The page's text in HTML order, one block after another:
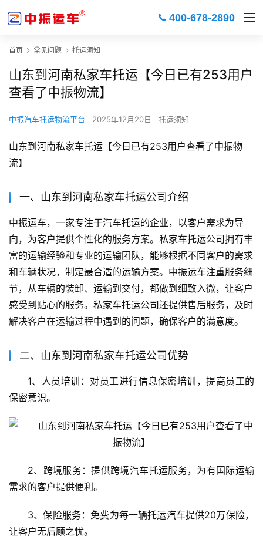
400-678-2890
首页 常见问题 托运须知
山东到河南私家车托运【今日已有253用户
查看了中振物流】
中振汽车托运物流平台 2025年12月20日 托运须知
山东到河南私家车托运【今日已有253用户查看了中振物
流】
一、山东到河南私家车托运公司介绍
中振运车，一家专注于汽车托运的企业，以客户需求为导
向，为客户提供个性化的服务方案。私家车托运公司拥有丰
富的运输经验和专业的运输团队，能够根据不同客户的需求
和车辆状况，制定最合适的运输方案。中振运车注重服务细
节，从车辆的装卸、运输到交付，都做到细致入微，让客户
感受到贴心的服务。私家车托运公司还提供售后服务，及时
解决客户在运输过程中遇到的问题，确保客户的满意度。
二、山东到河南私家车托运公司优势
1、人员培训：对员工进行信息保密培训，提高员工的
保密意识。
2、跨境服务：提供跨境汽车托运服务，为有国际运输
需求的客户提供便利。
3、保险服务：免费为每一辆托运汽车提供20万保险，
让客户无后顾之忧。